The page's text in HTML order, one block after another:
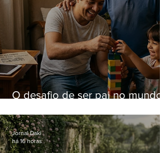
O desafio de ser pai no mundo
Jornal Daki
há 16 horas